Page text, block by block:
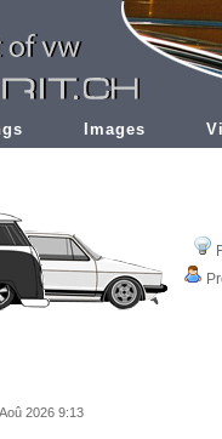
Images
2026 9:13